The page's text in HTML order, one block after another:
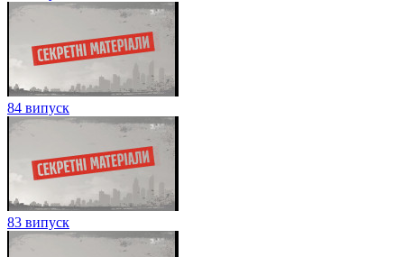
98 випуск